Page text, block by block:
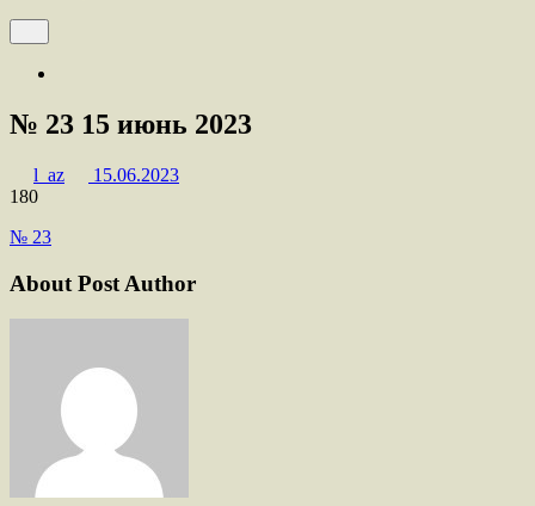
№ 23 15 июнь 2023
l_az
15.06.2023
180
№ 23
About Post Author